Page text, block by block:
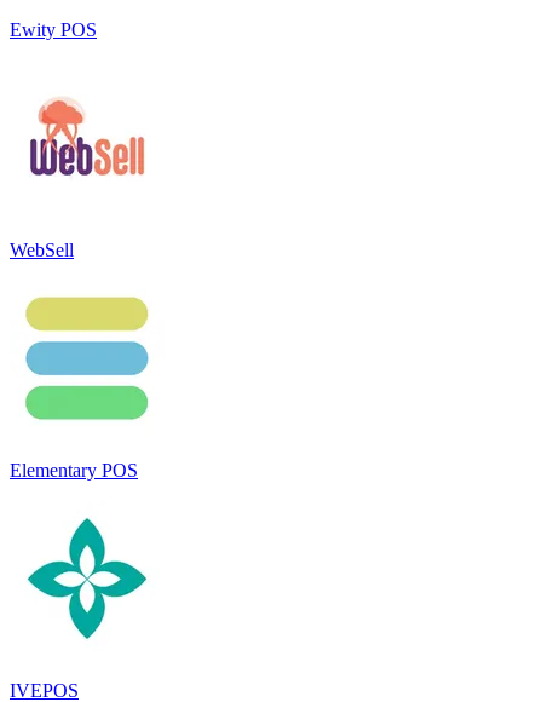
Ewity POS
WebSell
Elementary POS
IVEPOS